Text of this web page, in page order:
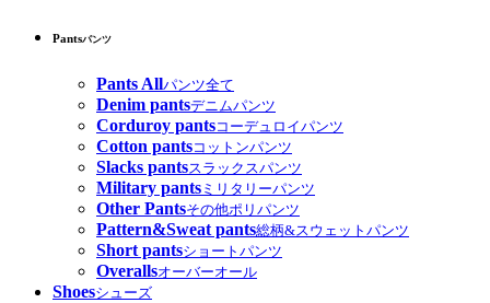
Pantsパンツ
Pants Allパンツ全て
Denim pantsデニムパンツ
Corduroy pantsコーデュロイパンツ
Cotton pantsコットンパンツ
Slacks pantsスラックスパンツ
Military pants ミリタリーパンツ
Other Pantsその他ポリパンツ
Pattern&Sweat pants総柄&スウェットパンツ
Short pantsショートパンツ
Overallsオーバーオール
Shoesシューズ